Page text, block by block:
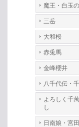
魔王・白玉
三岳
大和桜
赤兎馬
金峰櫻井
八千代伝・
よろしく千
し
日南娘・宮